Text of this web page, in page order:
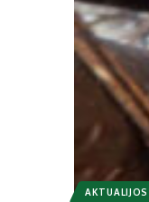
AKTUALIJOS